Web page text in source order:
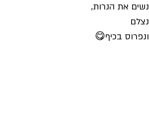
נשים את הנרות,
נצלם
ונפרוס בכיף😋